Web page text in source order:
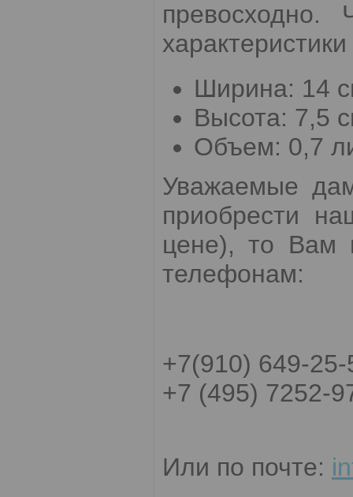
превосходно.
Ширина: 14
Высота: 7,5
Объем: 0,7
Уважаемые
приобрести
цене), то Вам
телефонам:
+7(910) 649-25-
+7 (495) 7252-
Или по почте: